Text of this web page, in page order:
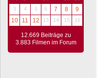
3
4 5 6 7 8
9
10
11 12 13 14 15 16
12.669 Beiträge zu
3.883 Filmen im Forum